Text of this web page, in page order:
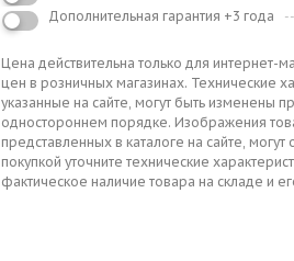
Дополнительная гарантия +3 года
Цена действительна только для интернет-
цен в розничных магазинах. Технические
указанные на сайте, могут быть изменены
одностороннем порядке. Изображения
представленных в каталоге на сайте, могут
покупкой уточните технические
фактическое наличие товара на складе и